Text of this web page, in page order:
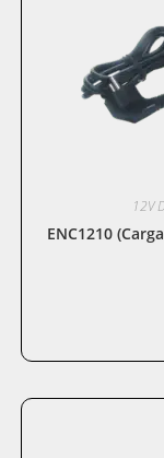
12V
ENC1210